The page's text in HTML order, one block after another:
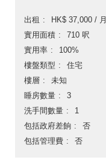
出租
HK$ 37,000 / 月
實用面積
710 呎
實用率
100%
樓盤類型
住宅
樓層
未知
睡房數量
3
洗手間數量
1
包括政府差餉
否
包括管理費
否